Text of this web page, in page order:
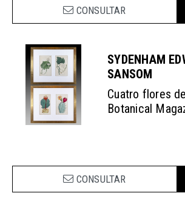
CONSULTAR
SYDENHAM
SANSOM
Cuatro flores
Botanical
CONSULTAR